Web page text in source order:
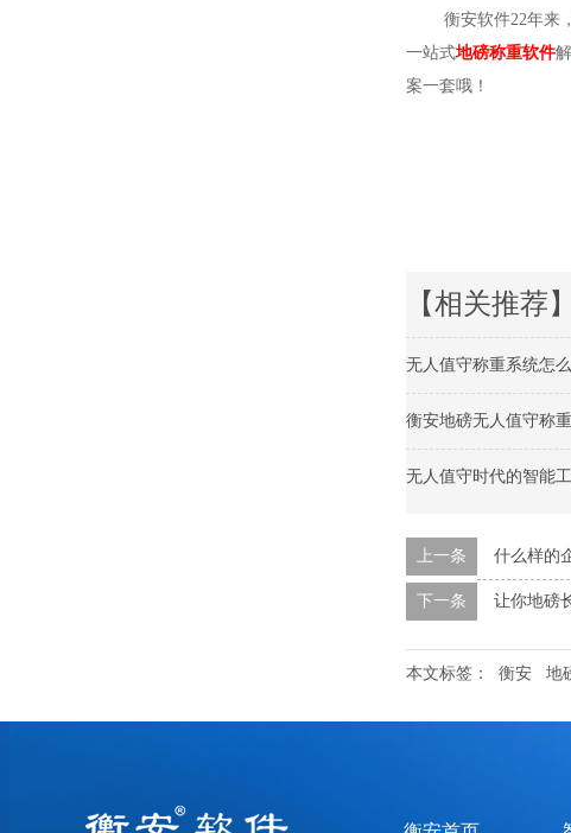
衡安软件22年来，
一站式地磅称重软件
案一套哦！
【相关推荐】
无人值守称重系统怎
衡安地磅无人值守称
无人值守时代的智能
上一条 什么样的
下一条 让你地磅
本文标签： 衡安 地